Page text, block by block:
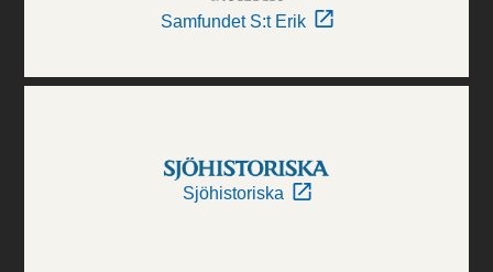
Samfundet S:t Erik
Sjöhistoriska